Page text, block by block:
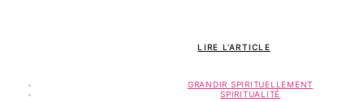
LIRE L'ARTICLE
GRANDIR SPIRITUELLEMENT
SPIRITUALITÉ